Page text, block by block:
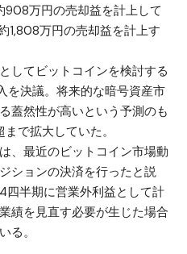
908万円の売却益を計上して
1,808万円の売却益を計上す
してビットコインを検討する
を決議。将来的な暗号資産市
蓋然性が高いという予測のも
で拡大していた。
、最近のビットコイン市場動
ションの決済を行ったと説
半期に営業外利益として計
績を見直す必要が生じた場合
る。